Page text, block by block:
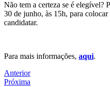
Não tem a certeza se é elegível?
30 de junho, às 15h, para colocar
candidatar.
Para mais informações, aqui.
Anterior
Próxima